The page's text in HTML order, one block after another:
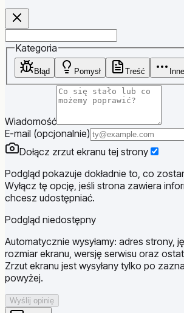
Kategoria
Błąd Pomysł Treść Inne
Wiadomość
E-mail (opcjonalnie)
Dołącz zrzut ekranu tej strony
Podgląd pokazuje dokładnie to, co
Wyłącz tę opcję, jeśli strona zawiera
chcesz udostępniać.
Podgląd niedostępny
Automatycznie wysyłamy: adres strony,
rozmiar ekranu, wersję serwisu oraz
Zrzut ekranu jest wysyłany tylko po
powyżej.
Wyślij opinię